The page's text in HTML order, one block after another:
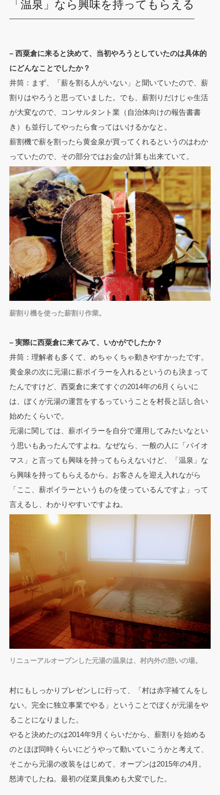
「温泉」なら興味を持ってもらえる
– 西粟倉に来ると決めて、当初やろうとしていたのは具体的
にどんなことでしたか？
井筒：まず、「薪を割る人がいない」と聞いていたので、薪
割りはやろうと思っていました。でも、薪割りだけじゃ生活
が大変なので、コンサルタント業（自治体向けの報告書書
き）も並行してやったら食ってはいけるかなと。
薪割機で薪を割ったら黄金泉が買ってくれるというのはわか
っていたので、その部分ではお金の計算も出来ていて。
薪割り機を使った薪割り作業。
– 実際に西粟倉に来てみて、いかがでしたか？
井筒：理解者も多くて、めちゃくちゃ動きやすかったです。
黄金泉の次に元湯に薪ボイラーを入れるというのも決まって
たんですけど、西粟倉に来てすぐの2014年の6月くらいに
は、ぼくが元湯の運営をするっていうことを村長と話し合い
始めたくらいで。
元湯に関しては、薪ボイラーを自分で運用してみたいなとい
う思いもあったんですよね。なぜなら、一般の人に「バイオ
マス」と言っても興味を持ってもらえないけど、「温泉」な
ら興味を持ってもらえるから。お客さんを迎え入れながら
「ここ、薪ボイラーというものを使っているんですよ」って
言えるし、わかりやすいですよね。
リニューアルオープンした元湯の温泉は、村内外の憩いの場。
村にもしっかりプレゼンしに行って、「村は赤字補てんをし
ない。完全に独立事業でやる」ということでぼくが元湯をや
ることになりました。
やると決めたのは2014年9月くらいだから、薪割りを始める
のとほぼ同時くらいにどうやって動いていこうかと考えて、
そこから元湯の改装をはじめて、オープンは2015年の4月。
怒涛でしたね。最初の従業員集めも大変でした。